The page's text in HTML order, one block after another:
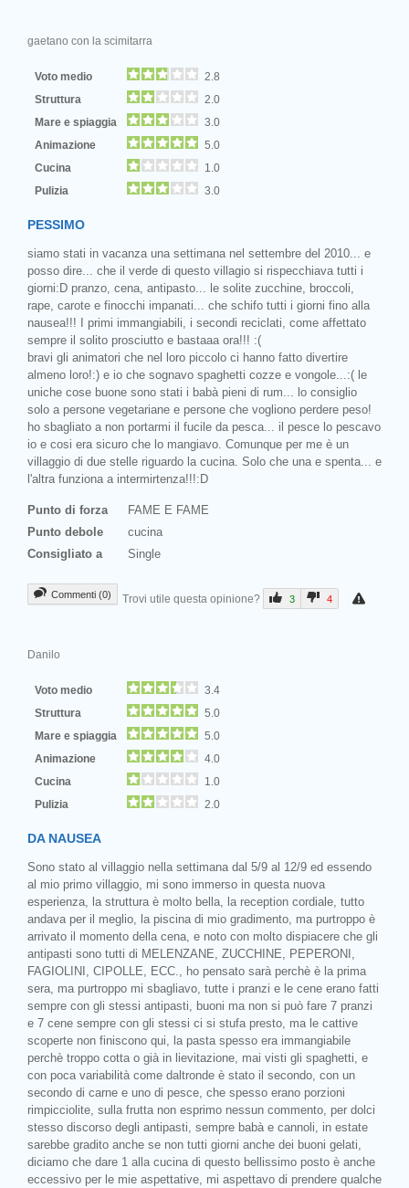
gaetano con la scimitarra
Voto medio
2.8
Struttura
2.0
Mare e spiaggia
3.0
Animazione
5.0
Cucina
1.0
Pulizia
3.0
PESSIMO
siamo stati in vacanza una settimana nel settembre del 2010... e
posso dire... che il verde di questo villagio si rispecchiava tutti i
giorni:D pranzo, cena, antipasto... le solite zucchine, broccoli,
rape, carote e finocchi impanati... che schifo tutti i giorni fino alla
nausea!!! I primi immangiabili, i secondi reciclati, come affettato
sempre il solito prosciutto e bastaaa ora!!! :(
bravi gli animatori che nel loro piccolo ci hanno fatto divertire
almeno loro!:) e io che sognavo spaghetti cozze e vongole...:( le
uniche cose buone sono stati i babà pieni di rum... lo consiglio
solo a persone vegetariane e persone che vogliono perdere peso!
ho sbagliato a non portarmi il fucile da pesca... il pesce lo pescavo
io e cosi era sicuro che lo mangiavo. Comunque per me è un
villaggio di due stelle riguardo la cucina. Solo che una e spenta... e
l'altra funziona a intermirtenza!!!:D
Punto di forza
FAME E FAME
Punto debole
cucina
Consigliato a
Single
Commenti (0) Trovi utile questa opinione? 3 4
Danilo
Voto medio
3.4
Struttura
5.0
Mare e spiaggia
5.0
Animazione
4.0
Cucina
1.0
Pulizia
2.0
DA NAUSEA
Sono stato al villaggio nella settimana dal 5/9 al 12/9 ed essendo
al mio primo villaggio, mi sono immerso in questa nuova
esperienza, la struttura è molto bella, la reception cordiale, tutto
andava per il meglio, la piscina di mio gradimento, ma purtroppo è
arrivato il momento della cena, e noto con molto dispiacere che gli
antipasti sono tutti di MELENZANE, ZUCCHINE, PEPERONI,
FAGIOLINI, CIPOLLE, ECC., ho pensato sarà perchè è la prima
sera, ma purtroppo mi sbagliavo, tutte i pranzi e le cene erano fatti
sempre con gli stessi antipasti, buoni ma non si può fare 7 pranzi
e 7 cene sempre con gli stessi ci si stufa presto, ma le cattive
scoperte non finiscono qui, la pasta spesso era immangiabile
perchè troppo cotta o già in lievitazione, mai visti gli spaghetti, e
con poca variabilità come daltronde è stato il secondo, con un
secondo di carne e uno di pesce, che spesso erano porzioni
rimpicciolite, sulla frutta non esprimo nessun commento, per dolci
stesso discorso degli antipasti, sempre babà e cannoli, in estate
sarebbe gradito anche se non tutti giorni anche dei buoni gelati,
diciamo che dare 1 alla cucina di questo bellissimo posto è anche
eccessivo per le mie aspettative, mi aspettavo di prendere qualche